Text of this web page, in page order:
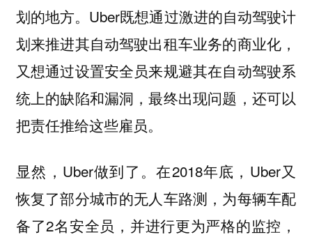
划的地方。Uber既想通过激进的自动驾驶计
划来推进其自动驾驶出租车业务的商业化，
又想通过设置安全员来规避其在自动驾驶系
统上的缺陷和漏洞，最终出现问题，还可以
把责任推给这些雇员。
显然，Uber做到了。在2018年底，Uber又
恢复了部分城市的无人车路测，为每辆车配
备了2名安全员，并进行更为严格的监控，